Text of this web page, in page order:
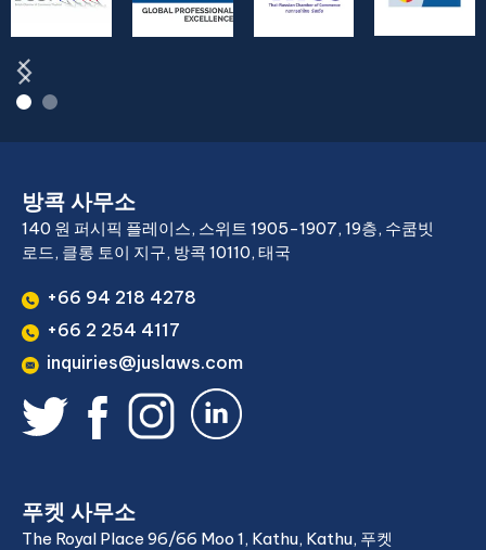
방콕 사무소
140 원 퍼시픽 플레이스, 스위트 1905-1907, 19층, 수쿰빗
로드, 클롱 토이 지구, 방콕 10110, 태국
+66 94 218 4278
+66 2 254 4117
inquiries@juslaws.com
푸켓 사무소
The Royal Place 96/66 Moo 1, Kathu, Kathu, 푸켓